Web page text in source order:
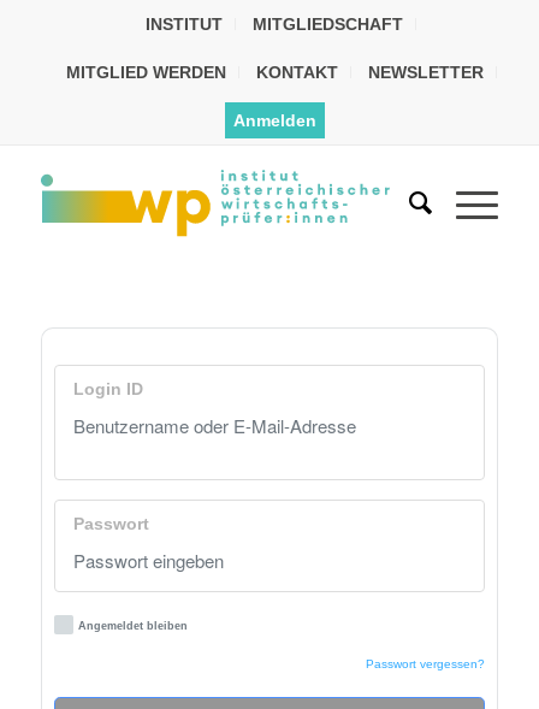
INSTITUT MITGLIEDSCHAFT
MITGLIED WERDEN KONTAKT NEWSLETTER
Anmelden
Login ID
Passwort
Angemeldet bleiben
Passwort vergessen?